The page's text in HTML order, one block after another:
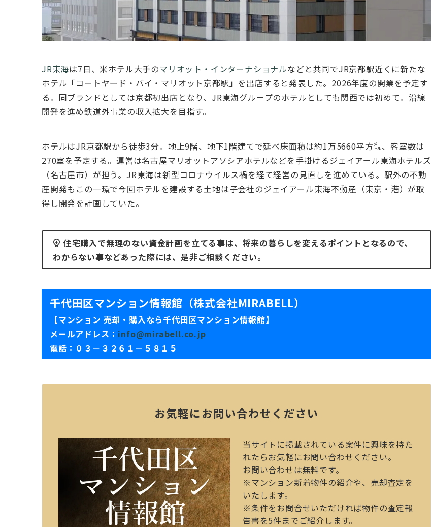
JR東海は7⽇、⽶ホテル⼤⼿のマリオット・インターナショナルなどと共同でJR京都駅近くに新たな
ホテル「コートヤード・バイ・マリオット京都駅」を出店すると発表した。2026年度の開業を予定す
る。同ブランドとしては京都初出店となり、JR東海グループのホテルとしても関⻄では初めて。沿線
開発を進め鉄道外事業の収⼊拡⼤を⽬指す。
ホテルはJR京都駅から徒歩3分。地上9階、地下1階建てで延べ床⾯積は約1万5660平⽅㍍、客室数は
270室を予定する。運営は名古屋マリオットアソシアホテルなどを⼿掛けるジェイアール東海ホテルズ
（名古屋市）が担う。JR東海は新型コロナウイルス禍を経て経営の⾒直しを進めている。駅外の不動
産開発もこの⼀環で今回ホテルを建設する⼟地は⼦会社のジェイアール東海不動産（東京・港）が取
得し開発を計画していた。
住宅購入で無理のない資金計画を立てる事は、将来の暮らしを変えるポイントとなるので、
わからない事などあった際には、是非ご相談ください。
千代田区マンション情報館（株式会社MIRABELL）
【マンション 売却・購入なら千代田区マンション情報館】
メールアドレス： info@mirabell.co.jp
電話：０３－３２６１－５８１５
お気軽にお問い合わせください
当サイトに掲載されている案件に興味を持た
れたらお気軽にお問い合わせください。
お問い合わせは無料です。
※マンション新着物件の紹介や、売却査定を
いたします。
※条件をお問合せいただければ物件の査定報
告書を5件までご紹介します。